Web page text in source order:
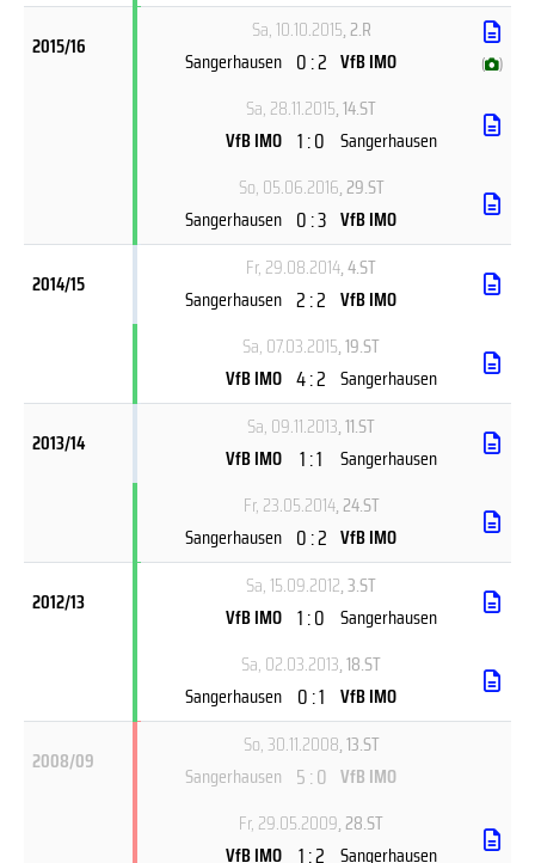
2015/16
Sa, 10.10.2015, 2.R
Sangerhausen 0 : 2 VfB IMO ( )
Sa, 28.11.2015, 14.ST
VfB IMO 1 : 0 Sangerhausen
So, 05.06.2016, 29.ST
Sangerhausen 0 : 3 VfB IMO
2014/15
Fr, 29.08.2014, 4.ST
Sangerhausen 2 : 2 VfB IMO
Sa, 07.03.2015, 19.ST
VfB IMO 4 : 2 Sangerhausen
2013/14
Sa, 09.11.2013, 11.ST
VfB IMO 1 : 1
Sangerhausen
Fr, 23.05.2014, 24.ST
Sangerhausen 0 : 2 VfB IMO
2012/13
Sa, 15.09.2012, 3.ST
VfB IMO 1 : 0 Sangerhausen
Sa, 02.03.2013, 18.ST
Sangerhausen 0 : 1 VfB IMO
2008/09
So, 30.11.2008, 13.ST
Sangerhausen 5 : 0 VfB IMO
Fr, 29.05.2009, 28.ST
VfB IMO 1 : 2 Sangerhausen